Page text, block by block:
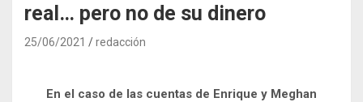
real… pero no de su dinero
25/06/2021 redacción
En el caso de las cuentas de Enrique y Meghan